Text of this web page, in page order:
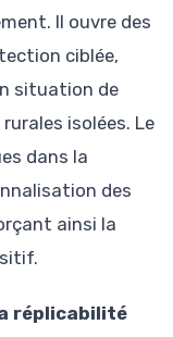
Il ouvre des
ciblée,
situation de
isolées. Le
dans la
des
ainsi la
réplicabilité